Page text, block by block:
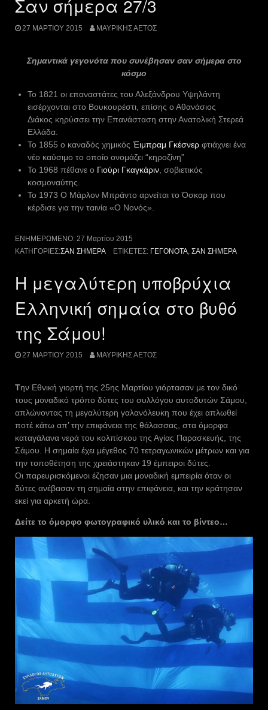
Σαν σήμερα 27/3
27 ΜΑΡΤΊΟΥ 2015 ΜΑΥΡΊΚΗΣ ΑΕΤΌΣ
Σημαντικά γεγονότα που συνέβησαν σαν σήμερα στο
κόσμο
To 1821 οι επαναστάτες του Αλεξάνδρου Υψηλάντη
εισέρχονται στο Βουκουρέστι, επίσης ο Αθανάσιος
Διάκος κηρύσσει την Επανάσταση στην Ανατολική Στερεά
Ελλάδα.
Το 1855 ο καναδός χημικός Έιμπραμ Γκέσνερ φτιάχνει ένα
νέο καύσιμο το οποίο ονομάζει “κηροζίνη”
Το 1968 πέθανε ο Γιούρι Γκαγκάριν , σοβιετικός
κοσμοναύτης.
Το 1973 Ο Μάρλον Μπράντο αρνείται το Όσκαρ που
κέρδισε για την ταινία «Ο Νονός».
ΕΝΗΜΕΡΩΜΈΝΟ: 27 Μαρτίου 2015
ΚΑΤΗΓΟΡΊΕΣ:ΣΑΝ ΣΉΜΕΡΑ ΕΤΙΚΈΤΕΣ: ΓΕΓΟΝΌΤΑ, ΣΑΝ ΣΉΜΕΡΑ
Η μεγαλύτερη υποβρύχια
Ελληνική σημαία στο βυθό
της Σάμου!
27 ΜΑΡΤΊΟΥ 2015 ΜΑΥΡΊΚΗΣ ΑΕΤΌΣ
Την Εθνική γιορτή της 25ης Μαρτίου γιόρτασαν με τον δικό
τους μοναδικό τρόπο δύτες του συλλόγου αυτοδυτών Σάμου,
απλώνοντας τη μεγαλύτερη γαλανόλευκη που έχει απλωθεί
ποτέ κάτω απ’ την επιφάνεια της θάλασσας, στα όμορφα
καταγάλανα νερά του κολπίσκου της Αγίας Παρασκευής, της
Σάμου. Η σημαία έχει μέγεθος 70 τετραγωνικών μέτρων και για
την τοποθέτηση της χρειάστηκαν 19 έμπειροι δύτες.
Οι παρευρισκόμενοι έζησαν μια μοναδική εμπειρία όταν οι
δύτες ανέβασαν τη σημαία στην επιφάνεια, και την κράτησαν
εκεί για αρκετή ώρα.
Δείτε το όμορφο φωτογραφικό υλικό και το βίντεο…